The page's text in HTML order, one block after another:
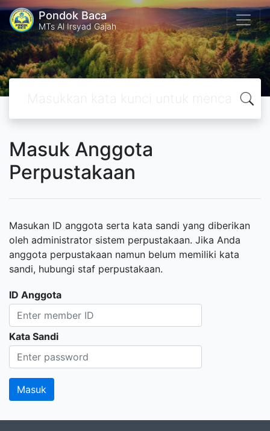
Pondok Baca
MTs Al Irsyad Gajah
Masuk Anggota
Perpustakaan
Masukan ID anggota serta kata sandi yang diberikan
oleh administrator sistem perpustakaan. Jika Anda
anggota perpustakaan namun belum memiliki kata
sandi, hubungi staf perpustakaan.
ID Anggota
Kata Sandi